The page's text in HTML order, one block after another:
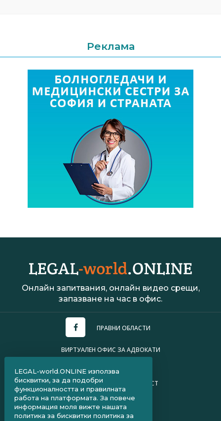
Реклама
Онлайн запитвания, онлайн видео срещи,
запазване на час в офис.
ПРАВНИ ОБЛАСТИ
ВИРТУАЛЕН ОФИС ЗА АДВОКАТИ
ПОЛИТИКА ЗА ПОВЕРИТЕЛНОСТ
ЧЗВ ЗА КЛИЕНТИ
ЧЗВ ЗА АДВОКАТИ
LEGAL-world.ONLINE използва
бисквитки, за да подобри
функционалността и правилната
работа на платформата. За повече
информация моля вижте нашата
политика за бисквитки политика за